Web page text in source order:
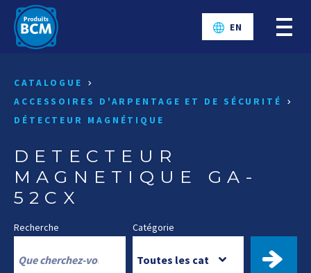
EN
CATALOGUE
ACCESSOIRES D'ARPENTAGE ET DE SÉCURITÉ
DÉTECTEUR MAGNÉTIQUE
DETECTEUR
MAGNETIQUE GA-
52CX
Recherche Catégorie